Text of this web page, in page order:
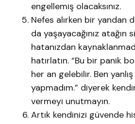
engellemiş olacaksınız.
Nefes alırken bir yandan
da yaşayacağınız atağın
hatanızdan
hatırlatın. “Bu bir panik
her an gelebilir. Ben
yapmadım.” diyerek
vermeyi unutmayın.
Artık kendinizi güvende